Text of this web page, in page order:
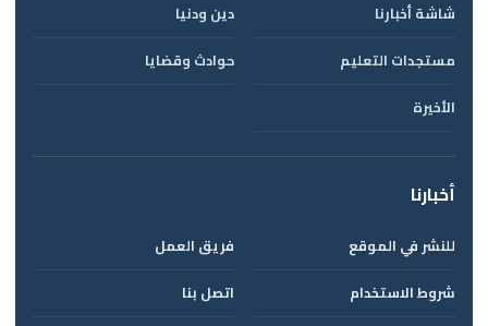
شاشة أخبارنا
دين ودنيا
مستجدات التعليم
حوادث وقضايا
الأخيرة
أخبارنا
للنشر في الموقع
فريق العمل
شروط الاستخدام
اتصل بنا